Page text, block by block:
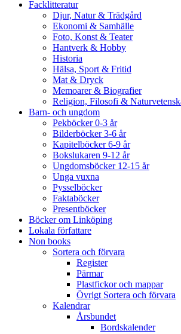
Facklitteratur
Djur, Natur & Trädgård
Ekonomi & Samhälle
Foto, Konst & Teater
Hantverk & Hobby
Historia
Hälsa, Sport & Fritid
Mat & Dryck
Memoarer & Biografier
Religion, Filosofi &
Barn- och ungdom
Pekböcker 0-3 år
Bilderböcker 3-6 år
Kapitelböcker 6-9 år
Bokslukaren 9-12 år
Ungdomsböcker 12-15 år
Unga vuxna
Pysselböcker
Faktaböcker
Presentböcker
Böcker om Linköping
Lokala författare
Non books
Sortera och förvara
Register
Pärmar
Plastfickor och mappar
Övrigt Sortera och förvara
Kalendrar
Årsbundet
Bordskalender